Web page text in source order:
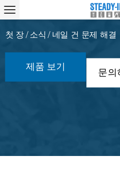
첫 장 / 소식 / 네일 건 문제 해결
제품 보기
문의